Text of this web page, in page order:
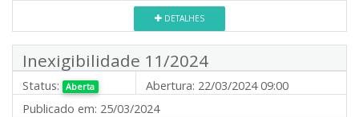
DETALHES
Inexigibilidade 11/2024
Status: Aberta Abertura: 22/03/2024 09:00
Publicado em: 25/03/2024